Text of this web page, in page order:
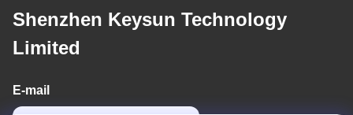
Shenzhen Keysun Technology
Limited
E-mail